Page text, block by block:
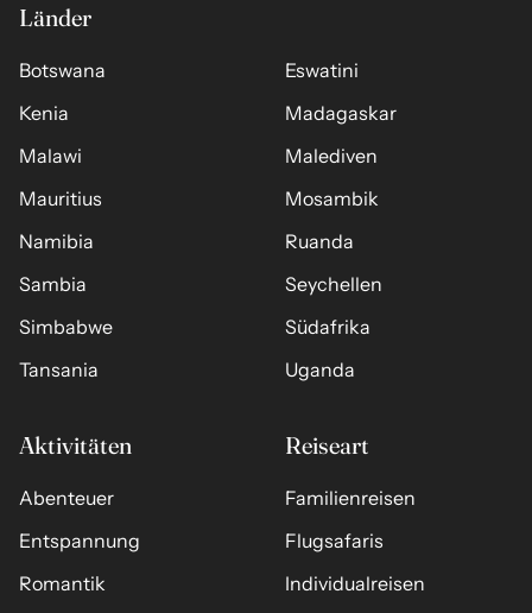
Länder
Botswana
Eswatini
Kenia
Madagaskar
Malawi
Malediven
Mauritius
Mosambik
Namibia
Ruanda
Sambia
Seychellen
Simbabwe
Südafrika
Tansania
Uganda
Aktivitäten
Abenteuer
Entspannung
Romantik
Reiseart
Familienreisen
Flugsafaris
Individualreisen